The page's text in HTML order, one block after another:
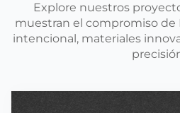
Explore nuestros
muestran el compromiso de
intencional, materiales